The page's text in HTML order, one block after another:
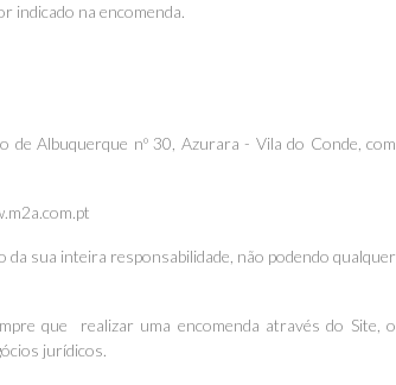
indicado na encomenda.
Albuquerque nº 30, Azurara - Vila do Conde, com
sua inteira responsabilidade, não podendo qualquer
que realizar uma encomenda através do Site, o
jurídicos.